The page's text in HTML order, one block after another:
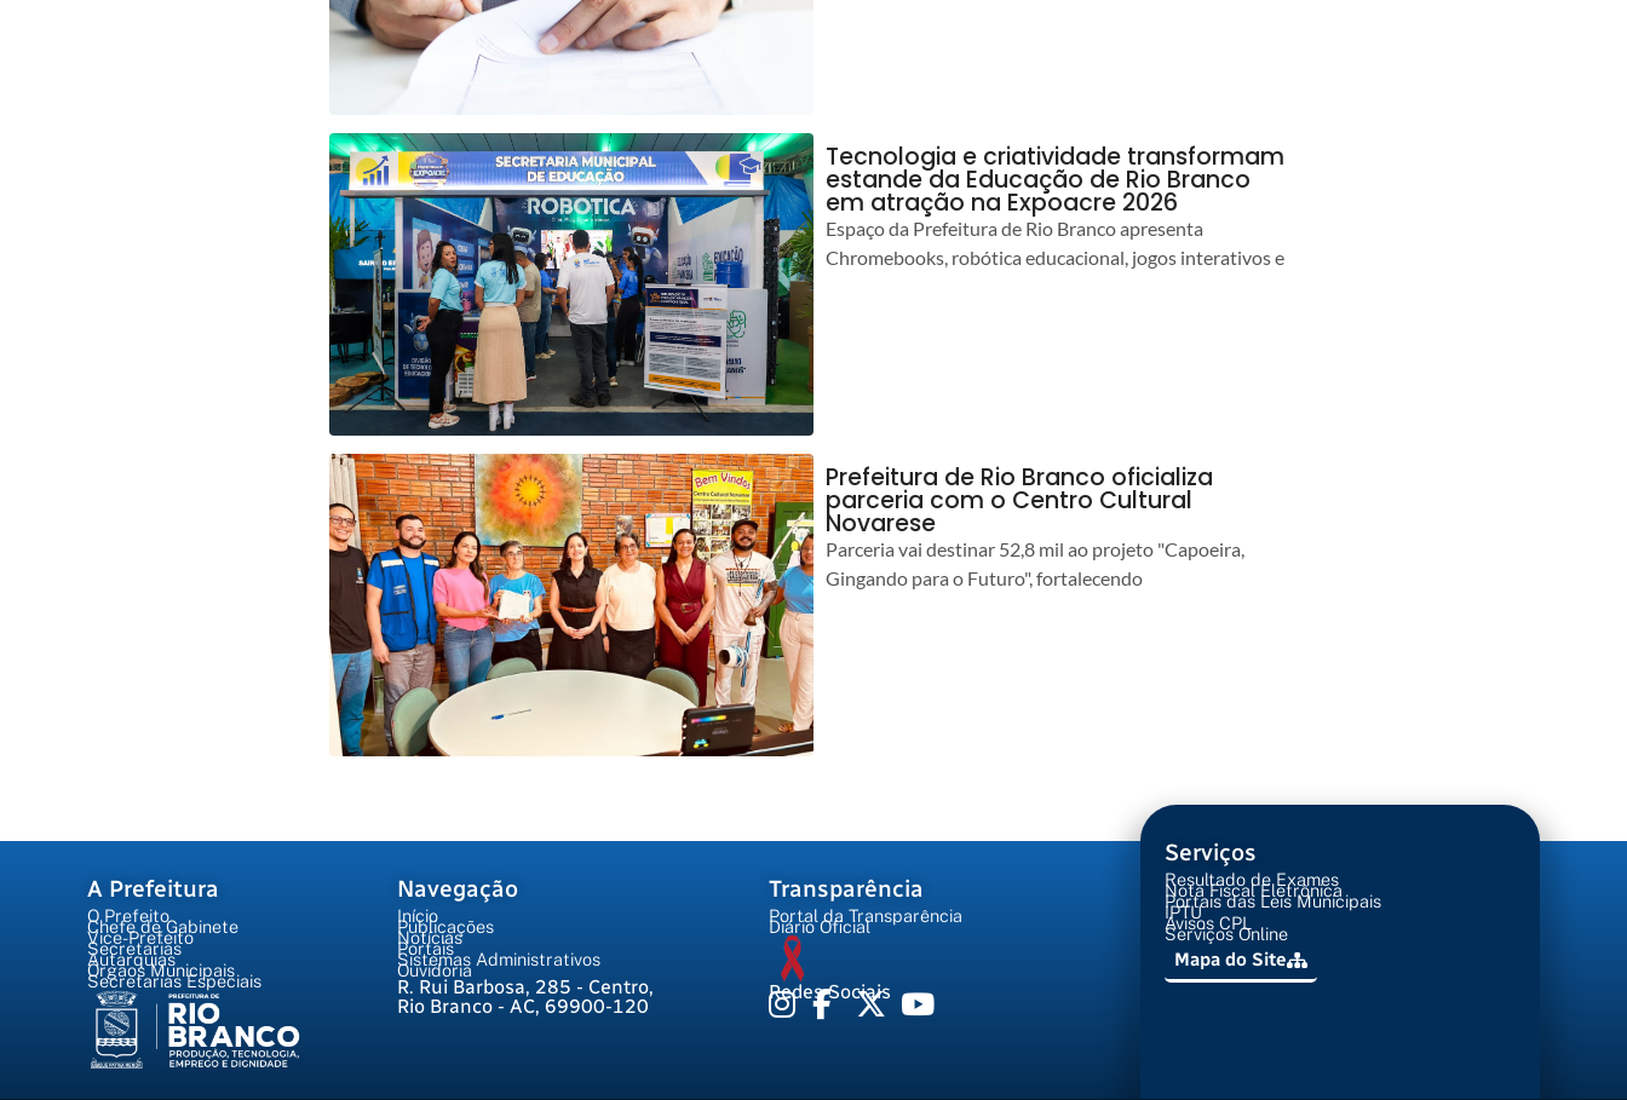
Tecnologia e criatividade transformam
estande da Educação de Rio Branco
em atração na Expoacre 2026
Espaço da Prefeitura de Rio Branco apresenta
Chromebooks, robótica educacional, jogos interativos e
Prefeitura de Rio Branco oficializa
parceria com o Centro Cultural
Novarese
Parceria vai destinar 52,8 mil ao projeto "Capoeira,
Gingando para o Futuro", fortalecendo
A Prefeitura
O Prefeito
Chefe de Gabinete
Vice-Prefeito
Secretarias
Autarquias
Órgãos Municipais
Secretarias Especiais
Navegação
Início
Publicações
Notícias
Portais
Sistemas Administrativos
Ouvidoria
R. Rui Barbosa, 285 - Centro,
Rio Branco - AC, 69900-120
Transparência
Portal da Transparência
Diário Oficial
Redes Sociais
Serviços
Resultado de Exames
Nota Fiscal Eletrônica
Portais das Leis Municipais
IPTU
Avisos CPL
Serviços Online
Mapa do Site